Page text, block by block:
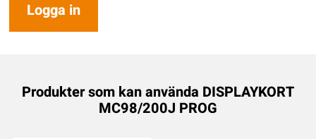
Logga in
Produkter som kan använda DISPLAYKORT
MC98/200J PROG